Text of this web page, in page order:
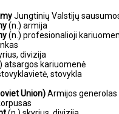
Jungtinių Valstijų
(n.) armija
(n.) profesionalioji
divizija
atsargos kariuomenė
stovykla
Union)Armijos generolas